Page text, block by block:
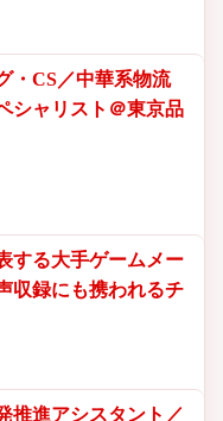
・CS／中華系物流
シャリスト＠東京品
する大手ゲームメー
収録にも携われるチ
推進アシスタント／